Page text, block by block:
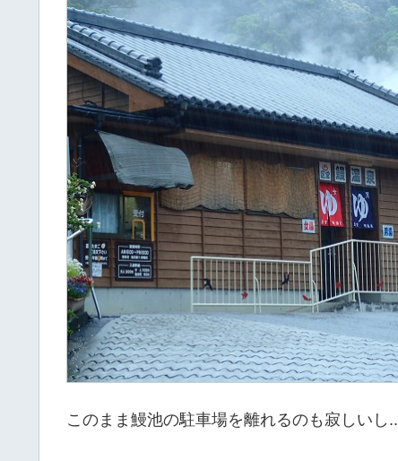
このまま鰻池の駐車場を離れるのも寂しいし..